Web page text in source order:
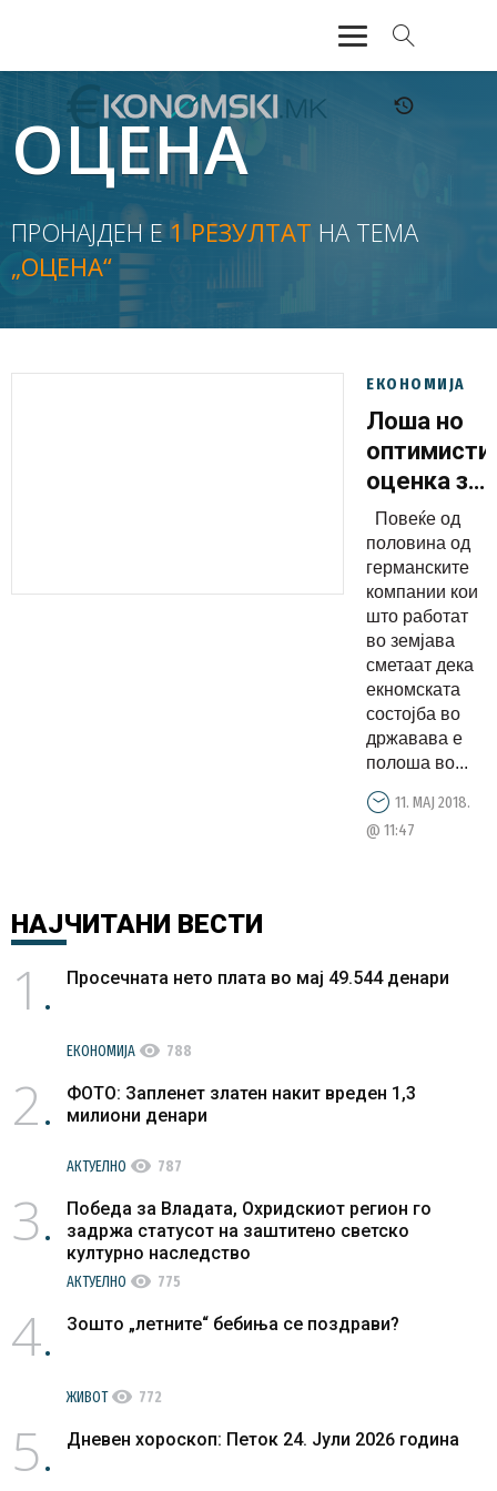
АКТУЕЛНО
ЕКОНОМИЈА
ФИНАНСИИ
БАНКАРСТВО
ЖИВОТ
ОЦЕНА
ПРОНАЈДЕН Е1 РЕЗУЛТАТ НА ТЕМА
„ОЦЕНА“
ЕКОНОМИЈА
Лоша но
оценка за
економија
Повеќе од
половина од
германските
компании кои
што работат
во земјава
сметаат дека
екномската
состојба во
државава е
полоша во...
11. МАЈ 2018.
@ 11:47
НАЈЧИТАНИ ВЕСТИ
1 Просечната нето плата во мај 49.544 денари
ЕКОНОМИЈА visibility 788
2
ФОТО: Запленет златен накит вреден 1,3
милиони денари
АКТУЕЛНО visibility 787
3
Победа за Владата, Охридскиот регион го
задржа статусот на заштитено светско
културно наследство
АКТУЕЛНО visibility 775
4 Зошто „летните“ бебиња се поздрави?
ЖИВОТvisibility 772
5 Дневен хороскоп: Петок 24. Јули 2026 година